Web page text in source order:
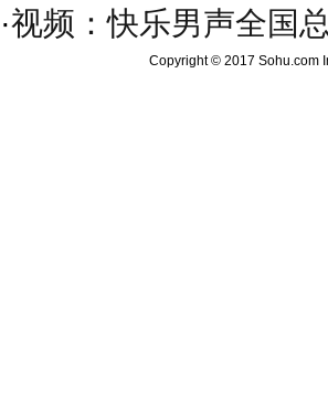
·视频：快乐男声全国
Copyright © 2017 Sohu.com